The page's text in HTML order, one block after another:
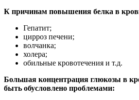
К причинам повышения белка в
Гепатит;
цирроз печени;
волчанка;
холера;
обильные кровотечения и т.д.
Большая концентрация глюкозы в
быть обусловлено проблемами: